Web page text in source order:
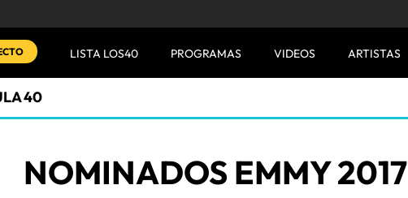
LISTA LOS40 PROGRAMAS VIDEOS ARTISTAS
40
NOMINADOS EMMY 2017